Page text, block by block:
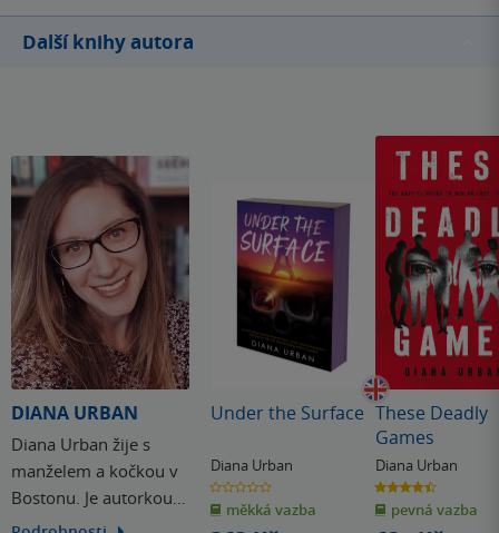
Další knihy autora
DIANA URBAN
Diana Urban žije s
manželem a kočkou v
Bostonu. Je autorkou
thrillerů pro mládež,
Under the Surface
Diana Urban
0.0
z
5
hvězdiček
měkká vazba
These Deadly
Games
Diana Urban
4.5
z
5
hvězdiček
pevná vazba